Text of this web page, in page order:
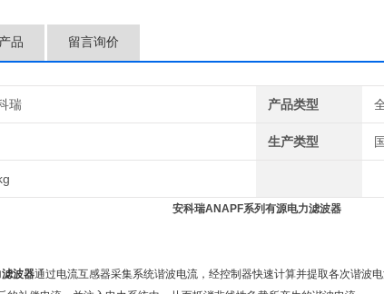
品 留言询价
瑞 产品类型
生产类型
安科瑞ANAPF系列有源电力滤波器
波器通过电流互感器采集系统谐波电流，经控制器快速计算并提取各次谐波